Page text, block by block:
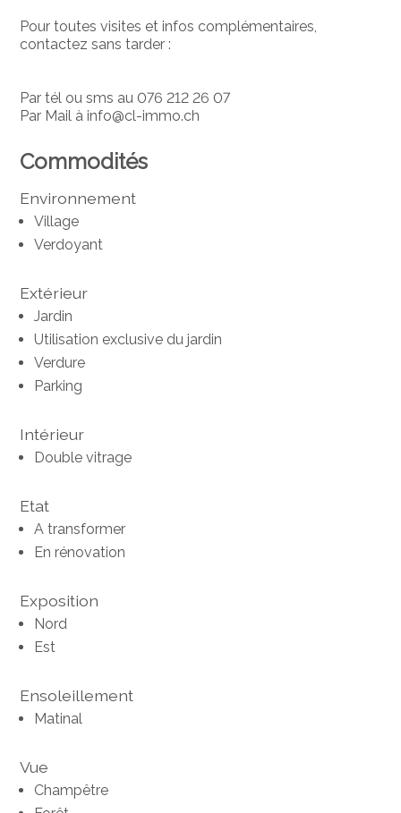
Pour toutes visites et infos complémentaires,
contactez sans tarder :
Par tél ou sms au 076 212 26 07
Par Mail à info@cl-immo.ch
Commodités
Environnement
Village
Verdoyant
Extérieur
Jardin
Utilisation exclusive du jardin
Verdure
Parking
Intérieur
Double vitrage
Etat
A transformer
En rénovation
Exposition
Nord
Est
Ensoleillement
Matinal
Vue
Champêtre